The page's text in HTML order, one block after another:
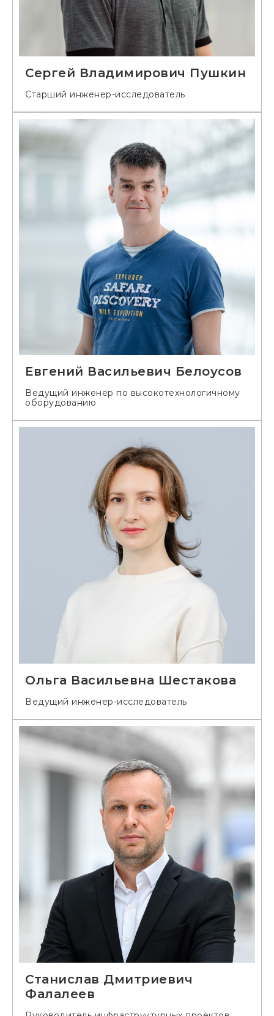
Сергей Владимирович Пушкин
Старший инженер-исследователь
Евгений Васильевич Белоусов
Ведущий инженер по высокотехнологичному
оборудованию
Ольга Васильевна Шестакова
Ведущий инженер-исследователь
Станислав Дмитриевич
Фалалеев